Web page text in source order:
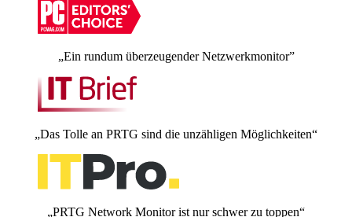
„Ein rundum überzeugender Netzwerkmonitor”
„Das Tolle an PRTG sind die unzähligen Möglichkeiten“
„PRTG Network Monitor ist nur schwer zu toppen“